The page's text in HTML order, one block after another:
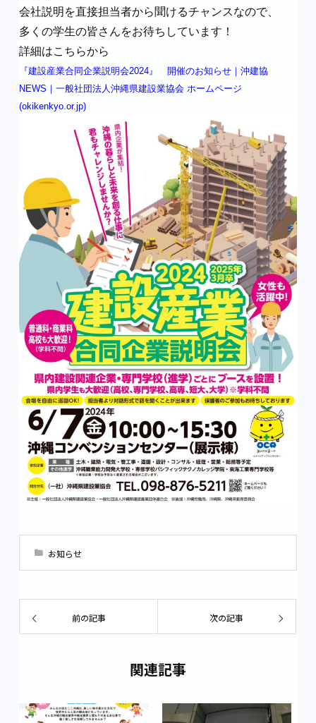
会社説明を直接担当者から聞けるチャンスなので、
多くの学生の皆さんをお待ちしています！
詳細はこちらから
『建設産業合同企業説明会2024』 開催のお知らせ｜沖建協
NEWS｜一般社団法人沖縄県建設業協会 ホームページ
(okikenkyo.or.jp)
お知らせ
前の記事 次の記事
関連記事